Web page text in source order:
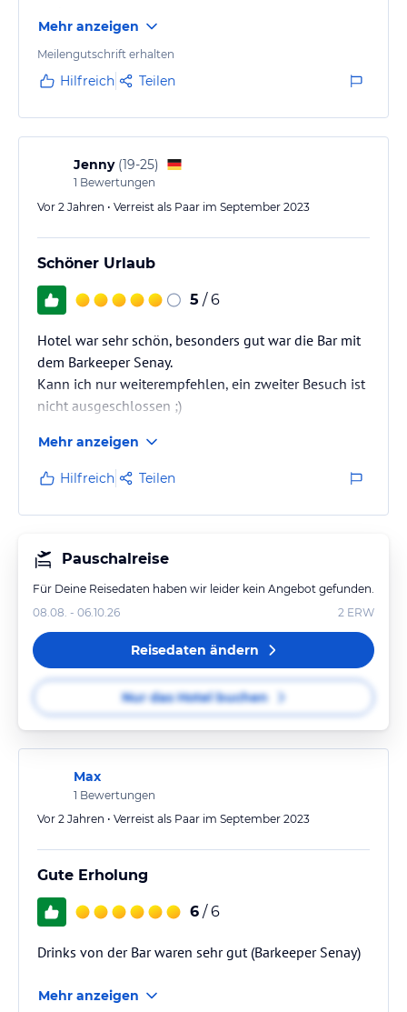
Mehr anzeigen
Meilengutschrift erhalten
Hilfreich Teilen
Jenny (19-25)
1 Bewertungen
Vor 2 Jahren • Verreist als Paar im September 2023
Schöner Urlaub
5 / 6
Hotel war sehr schön, besonders gut war die Bar mit
dem Barkeeper Senay.
Kann ich nur weiterempfehlen, ein zweiter Besuch ist
nicht ausgeschlossen ;)
Mehr anzeigen
Hilfreich Teilen
Pauschalreise
Für Deine Reisedaten haben wir leider kein Angebot gefunden.
08.08. - 06.10.26
2 ERW
Reisedaten ändern
Nur das Hotel buchen
Max
1 Bewertungen
Vor 2 Jahren • Verreist als Paar im September 2023
Gute Erholung
6 / 6
Drinks von der Bar waren sehr gut (Barkeeper Senay)
Mehr anzeigen